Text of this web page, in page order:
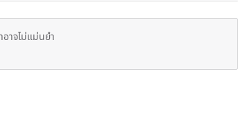
าจไม่แม่นยำ